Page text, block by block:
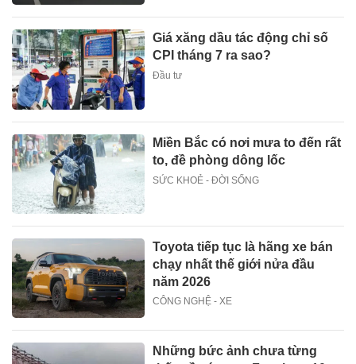
Giá xăng dầu tác động chỉ số
CPI tháng 7 ra sao?
Đầu tư
Miền Bắc có nơi mưa to đến rất
to, đề phòng dông lốc
SỨC KHOẺ - ĐỜI SỐNG
Toyota tiếp tục là hãng xe bán
chạy nhất thế giới nửa đầu
năm 2026
CÔNG NGHỆ - XE
Những bức ảnh chưa từng